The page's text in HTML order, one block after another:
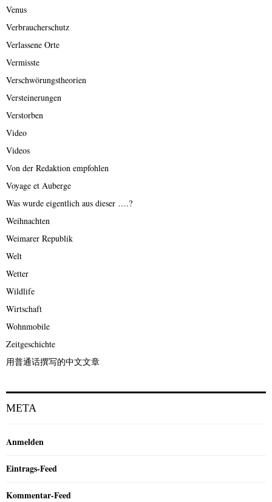
Venus
Verbraucherschutz
Verlassene Orte
Vermisste
Verschwörungstheorien
Versteinerungen
Verstorben
Video
Videos
Von der Redaktion empfohlen
Voyage et Auberge
Was wurde eigentlich aus dieser ….?
Weihnachten
Weimarer Republik
Welt
Wetter
Wildlife
Wirtschaft
Wohnmobile
Zeitgeschichte
用普通话撰写的中文文章
META
Anmelden
Eintrags-Feed
Kommentar-Feed